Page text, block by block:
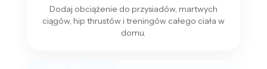
Dodaj obciążenie do przysiadów, martwych
ciągów, hip thrustów i treningów całego ciała w
domu.